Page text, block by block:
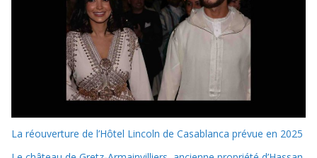
La réouverture de l’Hôtel Lincoln de Casablanca prévue en 2025